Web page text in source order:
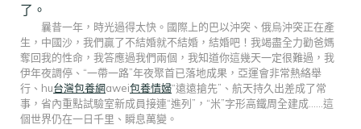
了。
曩昔一年，時光過得太快。國際上的巴以沖突、俄烏沖突正在產
生，中國沙，我們贏了不結婚就不結婚，結婚吧！我竭盡全力勸爸媽
奪回我的性命，我答應過我們兩個，我知道你這幾天一定很難過，我
伊年夜調停、“一帶一路”年夜聚首已落地成果，亞運會非常熱絡舉
行、hu台灣包養網awei包養情婦“遠遠搶先”、航天持久出差成了常
事，省內重點試驗室新成員接連“進列”，“米”字形高鐵周全建成……這
個世界仍在一日千里、瞬息萬變。